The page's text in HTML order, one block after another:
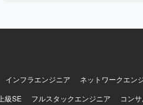
ものをゼロから構築するフェー
いただきます。
インフラエンジニア ネットワークエン
上級SE フルスタックエンジニア コン